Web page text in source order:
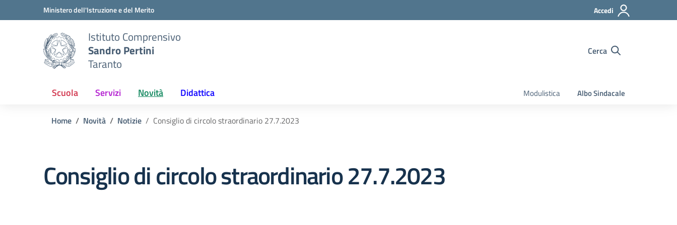
Vai ai contenuti
Vai al menu di navigazioneMinistero dell'Istruzione e del Merito Accedi
Istituto Comprensivo
Sandro Pertini
Taranto
Cerca
Scuola Servizi Novità Didattica Modulistica Albo Sindacale
Home Novità Notizie Consiglio di circolo straordinario 27.7.2023
Consiglio di circolo straordinario 27.7.2023